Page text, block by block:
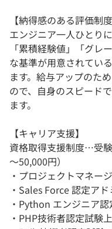
【納得感のある評価制度
エンジニア一人ひとり
「累積経験値」「グレ
な基準が用意されてい
ます。給与アップのた
ので、自身のスピード
ます。
【キャリア支援】
資格取得支援制度…受
～50,000円）
・プロジェクトマネー
・Sales Force 認定ア
・Python エンジニア
・PHP技術者認定試験